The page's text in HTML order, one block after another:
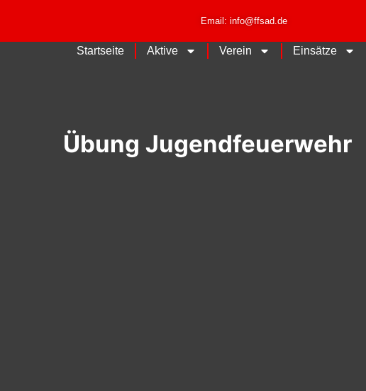
Email: info@ffsad.de
Startseite Aktive Verein Einsätze
Übung Jugendfeuerwehr